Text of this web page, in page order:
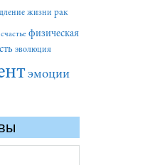
жизни рак
счастье физическая
эволюция
эмоции